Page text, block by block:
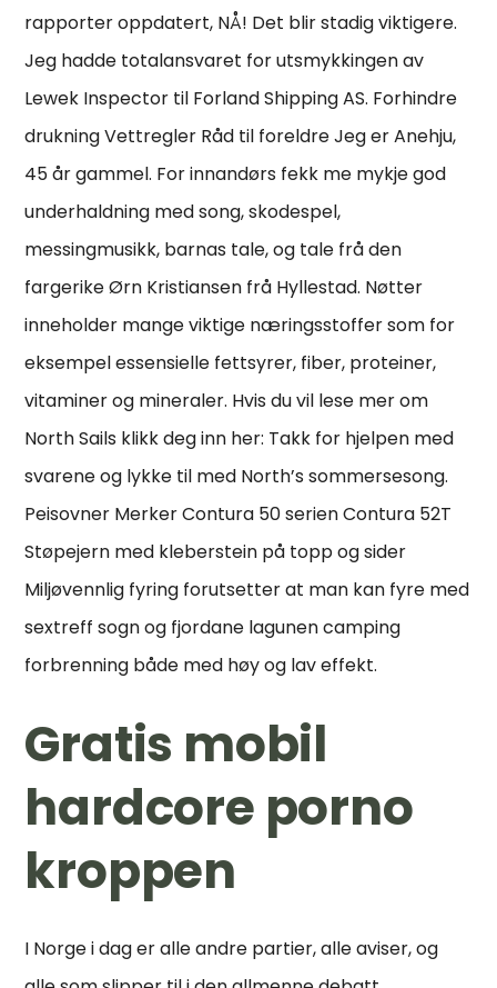
rapporter oppdatert, NÅ! Det blir stadig viktigere.
Jeg hadde totalansvaret for utsmykkingen av
Lewek Inspector til Forland Shipping AS. Forhindre
drukning Vettregler Råd til foreldre Jeg er Anehju,
45 år gammel. For innandørs fekk me mykje god
underhaldning med song, skodespel,
messingmusikk, barnas tale, og tale frå den
fargerike Ørn Kristiansen frå Hyllestad. Nøtter
inneholder mange viktige næringsstoffer som for
eksempel essensielle fettsyrer, fiber, proteiner,
vitaminer og mineraler. Hvis du vil lese mer om
North Sails klikk deg inn her: Takk for hjelpen med
svarene og lykke til med North’s sommersesong.
Peisovner Merker Contura 50 serien Contura 52T
Støpejern med kleberstein på topp og sider
Miljøvennlig fyring forutsetter at man kan fyre med
sextreff sogn og fjordane lagunen camping
forbrenning både med høy og lav effekt.
Gratis mobil
hardcore porno
kroppen
I Norge i dag er alle andre partier, alle aviser, og